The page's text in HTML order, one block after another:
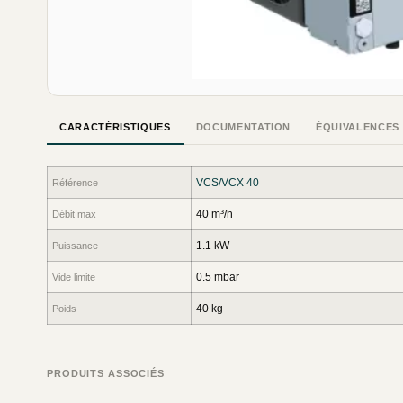
CARACTÉRISTIQUES DOCUMENTATION ÉQUIVALENCES
Référence VCS/VCX 40
Débit max 40 m³/h
Puissance 1.1 kW
Vide limite 0.5 mbar
Poids 40 kg
PRODUITS ASSOCIÉS